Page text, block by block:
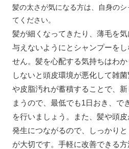
髪の太さが気になる方は、自身の
てください。
髪が細くなってきたり、薄毛を
与えないようにとシャンプーを
せん。髪を心配する気持ちはわ
しないと頭皮環境が悪化して雑
や皮脂汚れが蓄積することで、
まうので、最低でも1日おき、で
を行いましょう。また、髪や頭
発生につながるので、しっかり
が大切です。手軽に改善できる